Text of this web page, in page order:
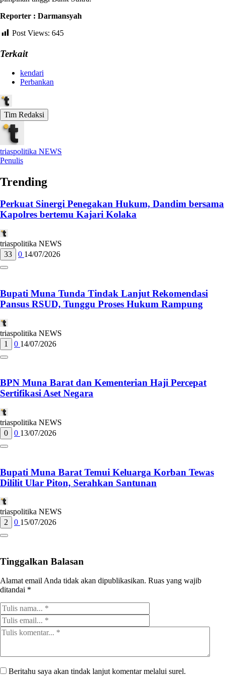
Reporter : Darmansyah
Post Views: 645
Terkait
kendari
Perbankan
Tim Redaksi
triaspolitika NEWS
Penulis
Trending
Perkuat Sinergi Penegakan Hukum, Dandim bersama
Kapolres bertemu Kajari Kolaka
triaspolitika NEWS
33
0 14/07/2026
Bupati Muna Tunda Tindak Lanjut Rekomendasi
Pansus RSUD, Tunggu Proses Hukum Rampung
triaspolitika NEWS
1
0 14/07/2026
BPN Muna Barat dan Kementerian Haji Percepat
Sertifikasi Aset Negara
triaspolitika NEWS
0
0 13/07/2026
Bupati Muna Barat Temui Keluarga Korban Tewas
Dililit Ular Piton, Serahkan Santunan
triaspolitika NEWS
2
0 15/07/2026
Tinggalkan Balasan
Alamat email Anda tidak akan dipublikasikan. Ruas yang wajib
ditandai *
Beritahu saya akan tindak lanjut komentar melalui surel.